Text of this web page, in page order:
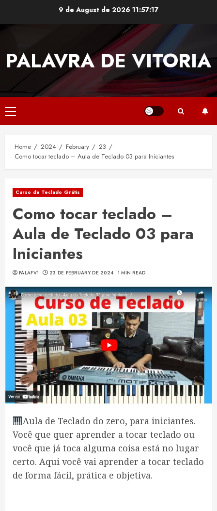
9 de August de 2026 11:57:17
PALAVRA DE VITORIA
Primary
Menu
Home 2024 February
23
Como tocar teclado – Aula de Teclado 03 para Iniciantes
Curso de Teclado Grátis
Como tocar teclado –
Aula de Teclado 03 para
Iniciantes
PALAFV1 23 DE FEBRUARY DE 2024 1 MIN READ
Aula de Teclado do zero, para iniciantes.
Você que quer aprender a tocar teclado ou
você que já toca alguma coisa está no lugar
certo. Aqui você vai aprender a tocar teclado
de forma fácil, prática e objetiva.